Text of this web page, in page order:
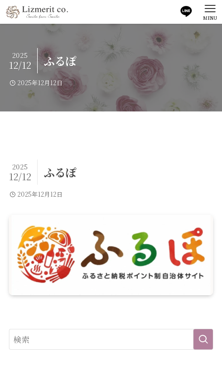
MENU
ふるぽ
2025
12/12
2025年12月12日
ふるぽ
2025
12/12
2025年12月12日